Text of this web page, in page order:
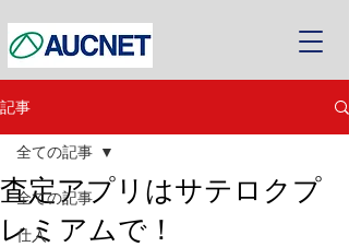
記事
全ての記事
仕入
全ての記事
査定アプリはサテロクプ
レミアムで！